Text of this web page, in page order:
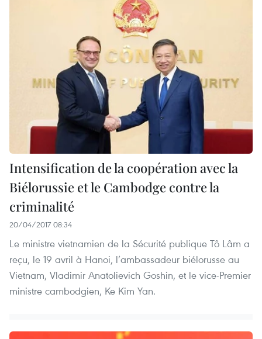
Intensification de la coopération avec la
Biélorussie et le Cambodge contre la
criminalité
20/04/2017 08:34
Le ministre vietnamien de la Sécurité publique Tô Lâm a
reçu, le 19 avril à Hanoi, l’ambassadeur biélorusse au
Vietnam, Vladimir Anatolievich Goshin, et le vice-Premier
ministre cambodgien, Ke Kim Yan.